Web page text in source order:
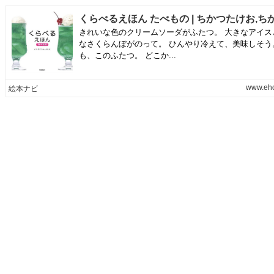
きれいな色のクリームソーダがふたつ。 大きなアイ
なさくらんぼがのって。 ひんやり冷えて、美味しそ
も、このふたつ。 どこか...
絵本ナビ